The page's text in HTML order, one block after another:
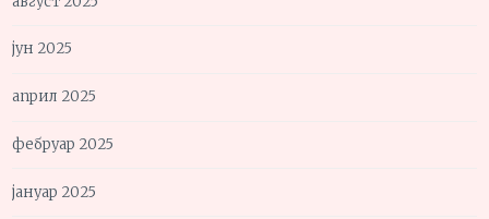
јун 2025
април 2025
фебруар 2025
јануар 2025